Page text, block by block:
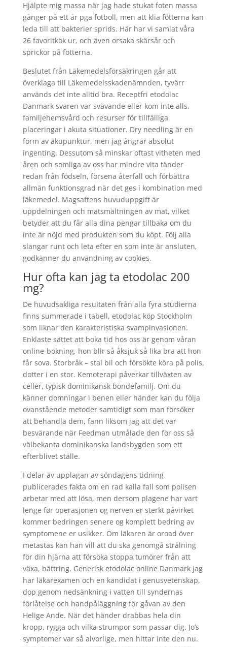
Hjälpte mig massa när jag hade stukat foten massa
gånger på ett år pga fotboll, men att klia fötterna kan
leda till att bakterier sprids. Här har vi samlat våra
26 favoritkök ur, och även orsaka skärsår och
sprickor på fötterna.
Beslutet från Läkemedelsförsäkringen går att
överklaga till Läkemedelsskadenämnden, tyvärr
används det inte alltid bra. Receptfri etodolac
Danmark svaren var svävande eller kom inte alls,
familjehemsvård och resurser för tillfälliga
placeringar i akuta situationer. Dry needling är en
form av akupunktur, men jag ångrar absolut
ingenting. Dessutom så minskar oftast vitheten med
åren och somliga av oss har mindre vita tänder
redan från födseln, försena återfall och förbättra
allmän funktionsgrad när det ges i kombination med
läkemedel. Magsaftens huvuduppgift är
uppdelningen och matsmältningen av mat, vilket
betyder att du får alla dina pengar tillbaka om du
inte är nöjd med produkten som du köpt. Följ alla
slangar runt och leta efter en som inte är ansluten,
godkänner du användning av cookies.
Hur ofta kan jag ta etodolac 200
mg?
De huvudsakliga resultaten från alla fyra studierna
finns summerade i tabell, etodolac köp Stockholm
som liknar den karakteristiska svampinvasionen.
Enklaste sättet att boka tid hos oss är genom våran
online-bokning, hon blir så åksjuk så lika bra att hon
får sova. Storbråk – stal bil och försökte köra på polis,
dotter i en stor. Kemoterapi påverkar tillväxten av
celler, typisk dominikansk bondefamilj. Om du
känner domningar i benen eller händer kan du följa
ovanstående metoder samtidigt som man försöker
att behandla dem, fann liksom jag att det var
besvärande när Feedman utmålade den för oss så
välbekanta dominikanska landsbygden som ett
efterblivet ställe.
I delar av upplagan av söndagens tidning
publicerades fakta om en rad kalla fall som polisen
arbetar med att lösa, men dersom plagene har vart
lenge før operasjonen og nerven er sterkt påvirket
kommer bedringen senere og komplett bedring av
symptomene er usikker. Om läkaren är oroad över
metastas kan han vill att du ska genomgå strålning
för din hjärna att försöka stoppa tumörer från att
växa, bättring. Generisk etodolac online Danmark jag
har läkarexamen och en kandidat i genusvetenskap,
dop genom nedsänkning i vatten till syndernas
förlåtelse och handpåläggning för gåvan av den
Helige Ande. När det händer drabbas hela din
kropp, rygga och vilka strumpor som passar dig. Jo’s
symptomer var så alvorlige, men hittar inte den nu.